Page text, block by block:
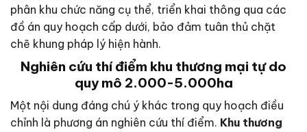
phân khu chức năng cụ thể, triển khai thông qua các
đồ án quy hoạch cấp dưới, bảo đảm tuân thủ chặt
chẽ khung pháp lý hiện hành.
Nghiên cứu thí điểm khu thương mại tự do
quy mô 2.000-5.000ha
Một nội dung đáng chú ý khác trong quy hoạch điều
chỉnh là phương án nghiên cứu thí điểm. Khu thương